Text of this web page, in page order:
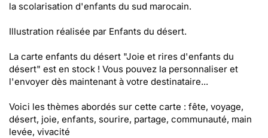
la scolarisation d'enfants du sud marocain.
Illustration réalisée par Enfants du désert.
La carte enfants du désert "Joie et rires d'enfants du
désert" est en stock ! Vous pouvez la personnaliser et
l'envoyer dès maintenant à votre destinataire...
Voici les thèmes abordés sur cette carte : fête, voyage,
désert, joie, enfants, sourire, partage, communauté, main
levée, vivacité